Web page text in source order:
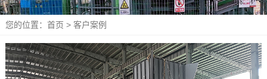
服务支持
关于洁普
您的位置： 首页 > 客户案例